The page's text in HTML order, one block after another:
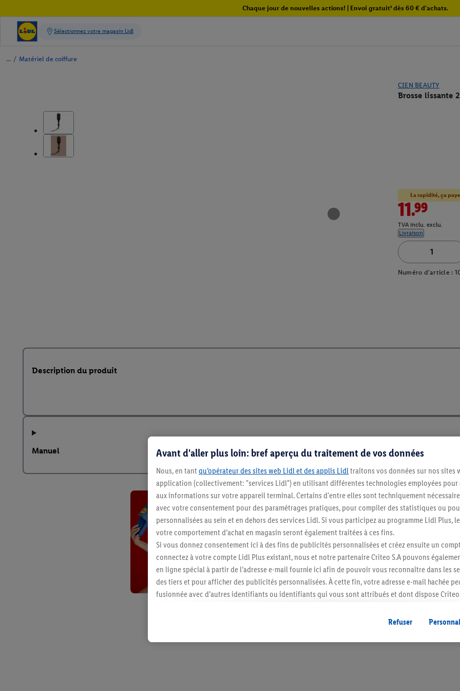
Chaque jour de nouvelles actions! | Envoi gratuit¹ dès 60 € d'achats.
/ Matériel de coiffure
CIEN BEAUTY
Brosse lissante
La rapidité, ça
11.99
TVA inclu. exclu.
Livraison
Numéro d'article :
Description du produit
Manuel
Restez au
Abonnez-vous à la newsletter
S'abonner
Avant d'aller plus loin: bref aperçu du traitement de vos données
Nous, en tant qu’opérateur des sites web Lidl et des applis Lidl traitons vos données sur nos sites
application (collectivement: "services Lidl") en utilisant différentes technologies employées pour
aux informations sur votre appareil terminal. Certains d'entre elles sont techniquement
avec votre consentement pour des paramétrages pratiques, pour compiler des statistiques ou
personnalisées au sein et en dehors des services Lidl. Si vous participez au programme Lidl Plus,
votre comportement d’achat en magasin seront également traitées à ces fins.
Si vous donnez consentement ici à des fins de publicités personnalisées et créez ensuite un
connectez à votre compte Lidl Plus existant, nous et notre partenaire Criteo S.A pouvons
en ligne spécial à partir de l’adresse e-mail fournie ici afin de pouvoir vous reconnaître dans les
des tiers et pour afficher des publicités personnalisées. À cette fin, votre adresse e-mail hachée
fusionnée avec d’autres identifiants ou identifiants qui vous sont attribués et dont dispose Criteo
vous avez montré de l’intérêt (par exemple en plaçant le produit dans un panier d’un webshop
l’achat) peuvent également être affichées sur plusieurs apppareils et plusieurs services de Lidl si
plusieurs services de Lidl peuvent vous être attribués en utilisant votre adresse e-mail hachée et,
Refuser